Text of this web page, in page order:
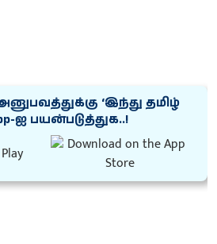
அனுபவத்துக்கு ‘இந்து தமிழ்
ஐ பயன்படுத்துக..!